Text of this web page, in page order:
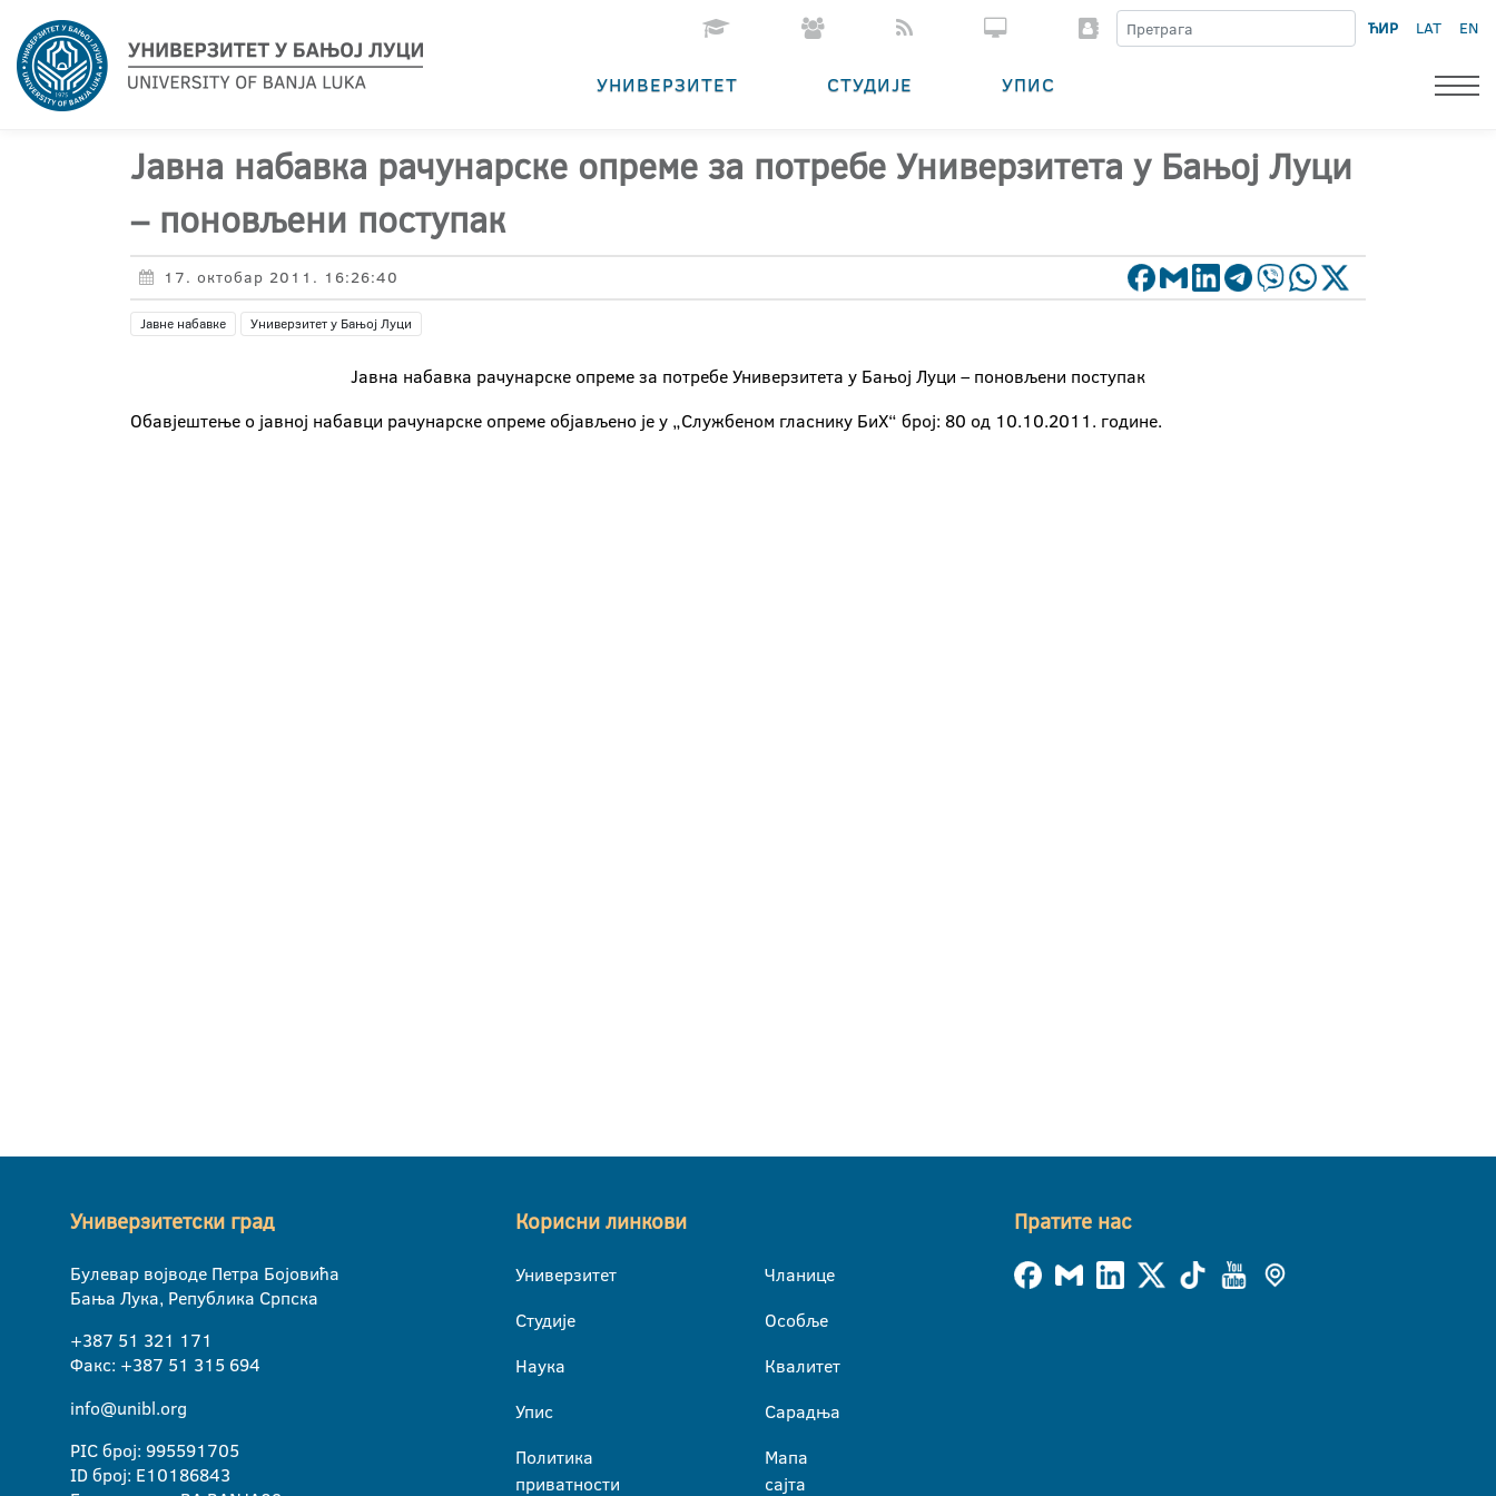
ЋИР LAT EN
УНИВЕРЗИТЕТ СТУДИЈЕ УПИС
Јавна набавка рачунарске опреме за потребе Универзитета у Бањој Луци
– поновљени поступак
17. октобар 2011. 16:26:40
Јавне набавке Универзитет у Бањој Луци
Јавна набавка рачунарске опреме за потребе Универзитета у Бањој Луци – поновљени поступак
Обавјештење о јавној набавци рачунарске опреме објављено је у „Службеном гласнику БиХ“ број: 80 од 10.10.2011. године.
Универзитетски град
Булевар војводе Петра Бојовића
Бања Лука, Република Српска
+387 51 321 171
Факс: +387 51 315 694
info@unibl.org
PIC број: 995591705
ID број: E10186843
Корисни линкови
Универзитет
Студије
Наука
Упис
Политика
приватности
Чланице
Особље
Квалитет
Сарадња
Мапа
сајта
Пратите нас